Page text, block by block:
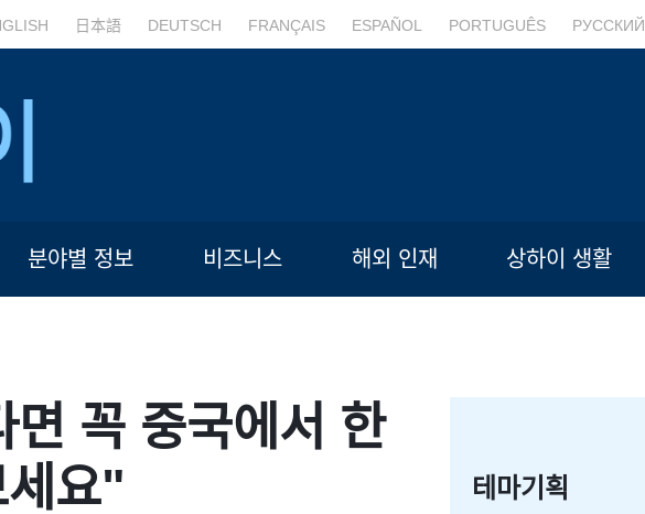
日本語 DEUTSCH FRANÇAIS ESPAÑOL PORTUGUÊS РУССКИЙ
분야별 정보 비즈니스 해외 인재 상하이 생활
꼭 중국에서 한
요"
테마기획